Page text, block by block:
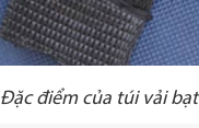
Đặc điểm của túi vải bạt